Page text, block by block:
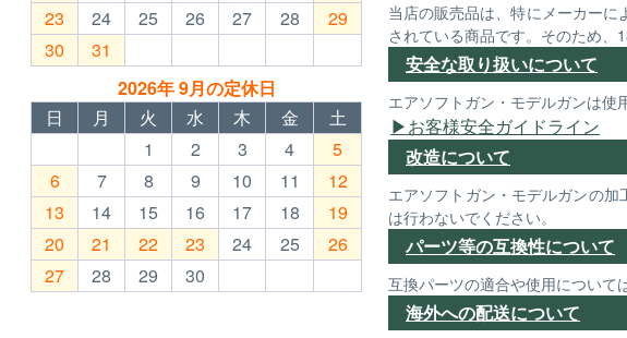
当店の販売品は、特にメーカー
されている商品です。そのため、
安全な取り扱いについて
エアソフトガン・モデルガンは使
お客様安全ガイドライン
改造について
エアソフトガン・モデルガンの
は行わないでください。
パーツ等の互換性について
互換パーツの適合や使用について
海外への配送について
23
24 25 26 27 28
29
30
31
2026年 9月の定休日
日
月 火 水 木 金
土
1
2 3 4
5
6
7 8 9 10 11
12
13
14 15 16 17 18
19
20
21 22 23 24 25
26
27
28 29 30